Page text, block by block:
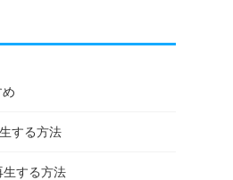
する方法
生する方法